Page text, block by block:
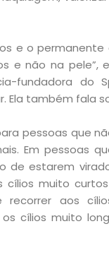
e o permanente
e não na pele”,
fundadora do
Ela também fala
pessoas que
Em pessoas
de estarem
muito
aos
cílios muito